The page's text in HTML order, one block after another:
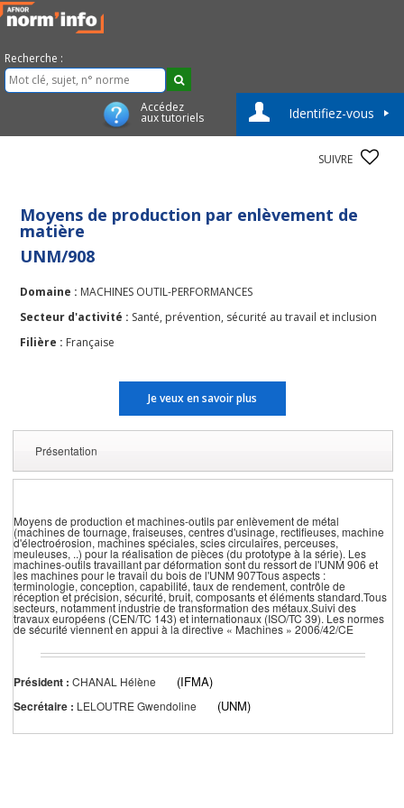
Recherche :
Accédez
aux tutoriels Identifiez-vous
SUIVRE
Moyens de production par enlèvement de
matière
UNM/908
Domaine : MACHINES OUTIL-PERFORMANCES
Secteur d'activité : Santé, prévention, sécurité au travail et inclusion
Filière : Française
Je veux en savoir plus
Présentation
Moyens de production et machines-outils par enlèvement de métal
(machines de tournage, fraiseuses, centres d'usinage, rectifieuses, machine
d'électroérosion, machines spéciales, scies circulaires, perceuses,
meuleuses, ..) pour la réalisation de pièces (du prototype à la série). Les
machines-outils travaillant par déformation sont du ressort de l'UNM 906 et
les machines pour le travail du bois de l'UNM 907Tous aspects :
terminologie, conception, capabilité, taux de rendement, contrôle de
réception et précision, sécurité, bruit, composants et éléments standard.Tous
secteurs, notamment industrie de transformation des métaux.Suivi des
travaux européens (CEN/TC 143) et internationaux (ISO/TC 39). Les normes
de sécurité viennent en appui à la directive « Machines » 2006/42/CE
Président : CHANAL Hélène (IFMA)
Secrétaire : LELOUTRE Gwendoline (UNM)